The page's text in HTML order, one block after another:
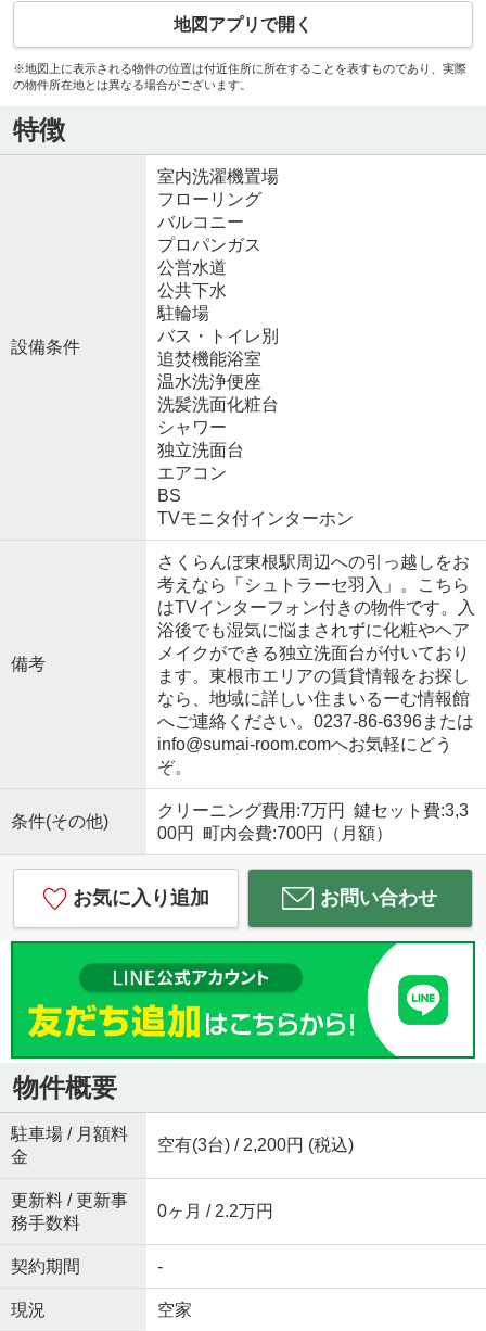
地図アプリで開く
※地図上に表示される物件の位置は付近住所に所在することを表すものであり、実際
の物件所在地とは異なる場合がございます。
特徴
設備条件
室内洗濯機置場
フローリング
バルコニー
プロパンガス
公営水道
公共下水
駐輪場
バス・トイレ別
追焚機能浴室
温水洗浄便座
洗髪洗面化粧台
シャワー
独立洗面台
エアコン
BS
TVモニタ付インターホン
備考
さくらんぼ東根駅周辺への引っ越しをお
考えなら「シュトラーセ羽入」。こちら
はTVインターフォン付きの物件です。入
浴後でも湿気に悩まされずに化粧やヘア
メイクができる独立洗面台が付いており
ます。東根市エリアの賃貸情報をお探し
なら、地域に詳しい住まいるーむ情報館
へご連絡ください。0237-86-6396または
info@sumai-room.comへお気軽にどう
ぞ。
条件(その他)
クリーニング費用:7万円 鍵セット費:3,3
00円 町内会費:700円（月額）
お気に入り追加 お問い合わせ
物件概要
駐車場 / 月額料
金
空有(3台) / 2,200円 (税込)
更新料 / 更新事
務手数料
0ヶ月 / 2.2万円
契約期間 -
現況 空家